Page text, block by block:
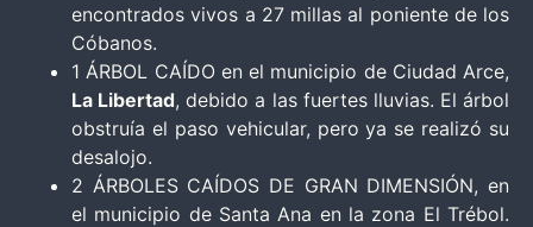
encontrados vivos a 27 millas al poniente de los
Cóbanos.
1 ÁRBOL CAÍDO en el municipio de Ciudad Arce,
La Libertad, debido a las fuertes lluvias. El árbol
obstruía el paso vehicular, pero ya se realizó su
desalojo.
2 ÁRBOLES CAÍDOS DE GRAN DIMENSIÓN, en
el municipio de Santa Ana en la zona El Trébol.